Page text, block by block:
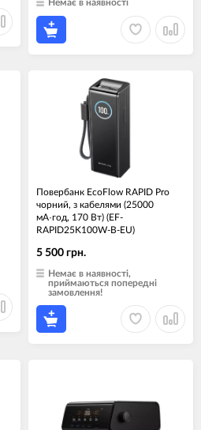
Немає в наявності
Повербанк EcoFlow RAPID Pro
чорний, з кабелями (25000
мА·год, 170 Вт) (EF-
RAPID25K100W-B-EU)
5 500 грн.
Немає в наявності,
приймаються попередні
замовлення!